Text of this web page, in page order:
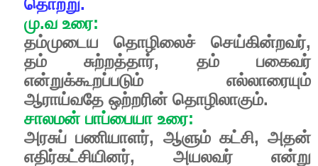
தொற்று.
மு.வ உரை:
தம்முடைய
தொழிலைச் செய்கின்றவர்,
தம்
சுற்றத்தார், தம்
பகைவர்
என்றுக்கூறப்படும்
எல்லாரையும்
ஆராய்வதே ஒற்றரின் தொழிலாகும்.
சாலமன் பாப்பையா உரை:
அரசுப் பணியாளர், ஆளும் கட்சி, அதன்
எதிர்கட்சியினர், அயலவர்
என்று